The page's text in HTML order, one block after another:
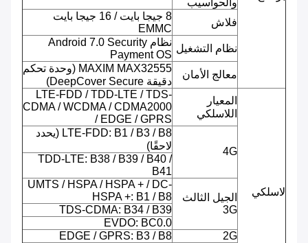
والحواسيب
فلاش
8 جيجا بايت / 16 جيجا بايت
EMMC
نظام التشغيل
نظام Android 7.0 Security
Payment OS
معالج الأمان
MAXIM MAX32555 (وحدة تحكم
دقيقة DeepCover Secure)
لاسلكي
المعيار
اللاسلكي
LTE-FDD / TDD-LTE / TDS-
CDMA / WCDMA / CDMA2000
/ EDGE / GPRS
4G
LTE-FDD: B1 / B3 / B8 (يحدد
لاحقًا)
TDD-LTE: B38 / B39 / B40 /
B41
الجيل الثالث
3G
UMTS / HSPA / HSPA + / DC-
HSPA +: B1 / B8
TDS-CDMA: B34 / B39
EVDO: BC0.0
2G
EDGE / GPRS: B3 / B8